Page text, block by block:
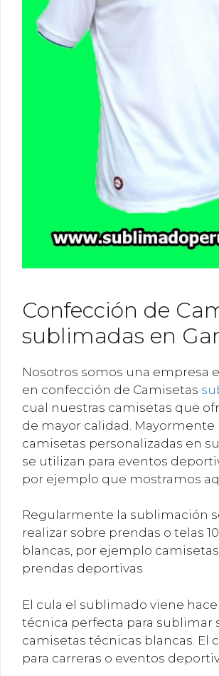
Confección de
sublimadas en
Nosotros somos una empresa
en confección de Camisetas
cual nuestras camisetas que
de mayor calidad. Mayormente
camisetas personalizadas en
se utilizan para eventos
por ejemplo que mostramos
Regularmente la sublimación
realizar sobre prendas o telas
blancas, por ejemplo
prendas deportivas.
El cula el sublimado viene
técnica perfecta para sublimar
camisetas técnicas blancas. El
para carreras o eventos